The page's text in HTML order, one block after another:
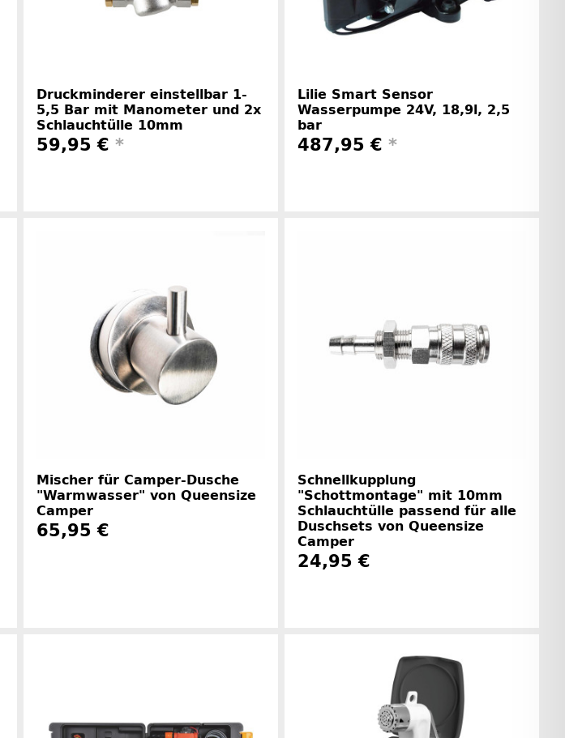
Druckminderer einstellbar 1-
5,5 Bar mit Manometer und 2x
Schlauchtülle 10mm
59,95 € *
Lilie Smart Sensor
Wasserpumpe 24V, 18,9l, 2,5
bar
487,95 € *
Mischer für Camper-Dusche
"Warmwasser" von Queensize
Camper
65,95 €
Schnellkupplung
"Schottmontage" mit 10mm
Schlauchtülle passend für alle
Duschsets von Queensize
Camper
24,95 €
Herstellerinformationen